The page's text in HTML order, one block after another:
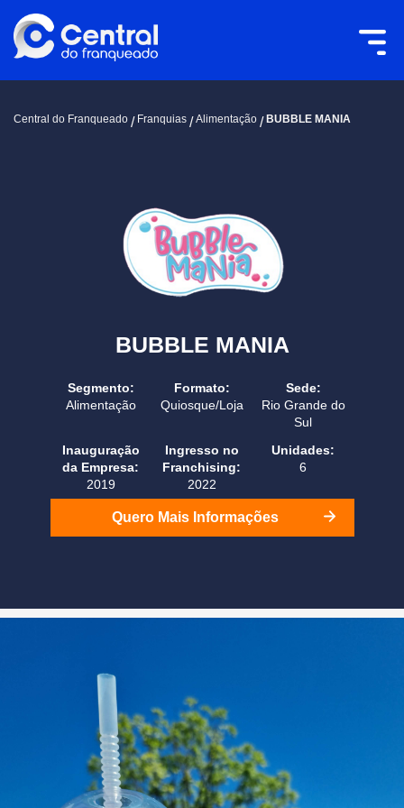
Central do Franqueado Franquias Alimentação BUBBLE MANIA
BUBBLE MANIA
Segmento:
Alimentação
Formato:
Quiosque/Loja
Sede:
Rio Grande do
Sul
Inauguração
da Empresa:
2019
Ingresso no
Franchising:
2022
Unidades:
6
Quero Mais Informações